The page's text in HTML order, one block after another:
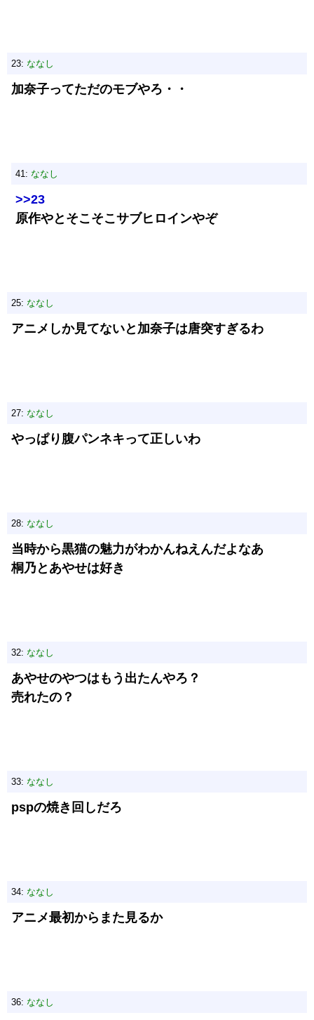
23: ななし
加奈子ってただのモブやろ・・
41: ななし
>>23
原作やとそこそこサブヒロインやぞ
25: ななし
アニメしか見てないと加奈子は唐突すぎるわ
27: ななし
やっぱり腹パンネキって正しいわ
28: ななし
当時から黒猫の魅力がわかんねえんだよなあ
桐乃とあやせは好き
32: ななし
あやせのやつはもう出たんやろ？
売れたの？
33: ななし
pspの焼き回しだろ
34: ななし
アニメ最初からまた見るか
36: ななし